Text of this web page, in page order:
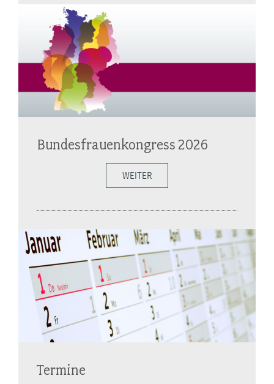
Bundesfrauenkongress 2026
WEITER
Termine